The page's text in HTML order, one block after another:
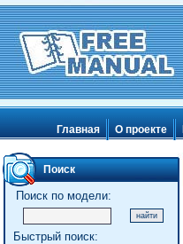
Главная О проекте
Поиск
Поиск по модели:
Быстрый поиск: